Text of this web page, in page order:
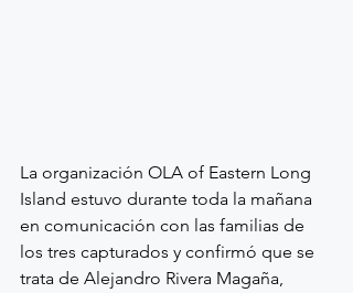
La organización OLA of Eastern Long
Island estuvo durante toda la mañana
en comunicación con las familias de
los tres capturados y confirmó que se
trata de Alejandro Rivera Magaña,